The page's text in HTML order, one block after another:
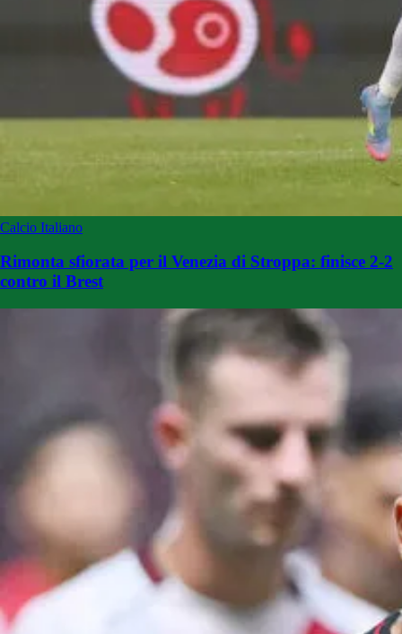
Calcio Italiano
Rimonta sfiorata per il Venezia di Stroppa: finisce 2-2
contro il Brest